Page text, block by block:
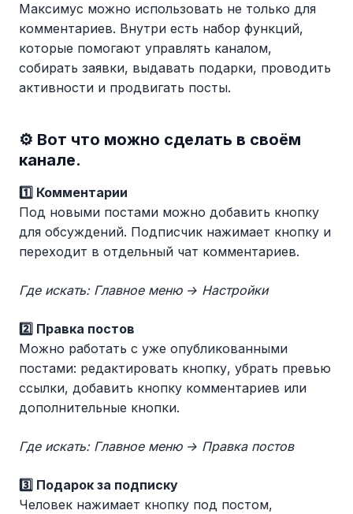
Максимус можно использовать не только для
комментариев. Внутри есть набор функций,
которые помогают управлять каналом,
собирать заявки, выдавать подарки, проводить
активности и продвигать посты.
⚙️ Вот что можно сделать в своём
канале.
1️⃣ Комментарии
Под новыми постами можно добавить кнопку
для обсуждений. Подписчик нажимает кнопку и
переходит в отдельный чат комментариев.
Где искать: Главное меню → Настройки
2️⃣ Правка постов
Можно работать с уже опубликованными
постами: редактировать кнопку, убрать превью
ссылки, добавить кнопку комментариев или
дополнительные кнопки.
Где искать: Главное меню → Правка постов
3️⃣ Подарок за подписку
Человек нажимает кнопку под постом,